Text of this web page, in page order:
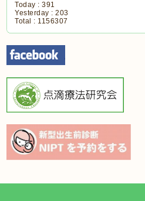
Today :391
Yesterday :203
Total : 1156307